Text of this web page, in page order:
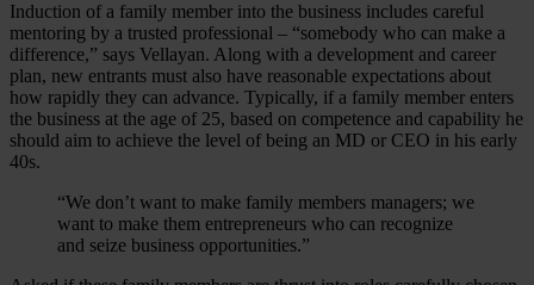
Induction of a family member into the business includes careful
mentoring by a trusted professional – “somebody who can make a
difference,” says Vellayan. Along with a development and career
plan, new entrants must also have reasonable expectations about
how rapidly they can advance. Typically, if a family member enters
the business at the age of 25, based on competence and capability he
should aim to achieve the level of being an MD or CEO in his early
40s.
“We don’t want to make family members managers; we
want to make them entrepreneurs who can recognize
and seize business opportunities.”